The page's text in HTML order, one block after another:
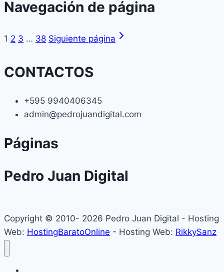
Navegación de página
1 2 3 … 38 Siguiente página
CONTACTOS
+595 9940406345
admin@pedrojuandigital.com
Páginas
Pedro Juan Digital
Copyright © 2010- 2026 Pedro Juan Digital - Hosting
Web: HostingBaratoOnline - Hosting Web: RikkySanz